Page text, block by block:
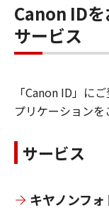
Canon ID
サービス
「Canon ID」に
プリケーションを
サービス
キヤノンフ